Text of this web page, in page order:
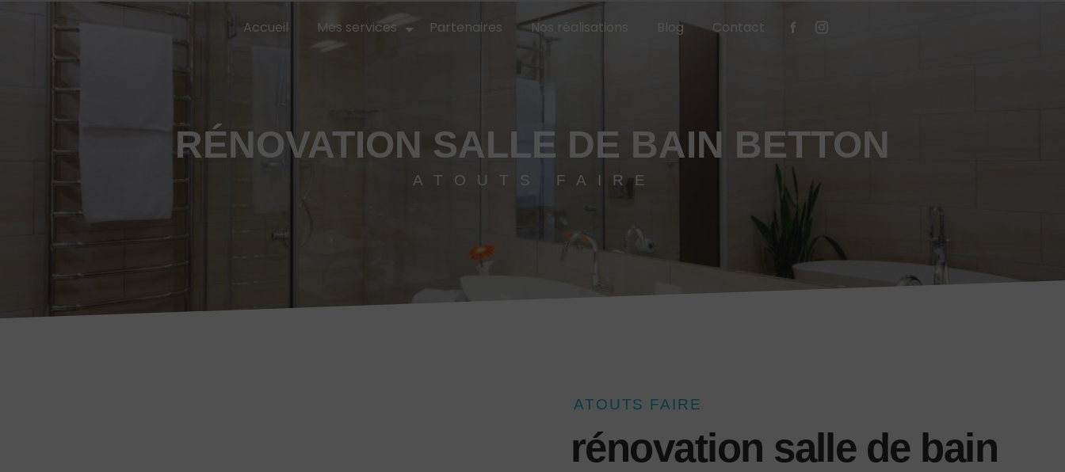
Accueil Mes services Partenaires Nos réalisations Blog Contact
RÉNOVATION SALLE DE BAIN BETTON
ATOUTS FAIRE
ATOUTS FAIRE
rénovation salle de bain
Panneau de gestion des cookies